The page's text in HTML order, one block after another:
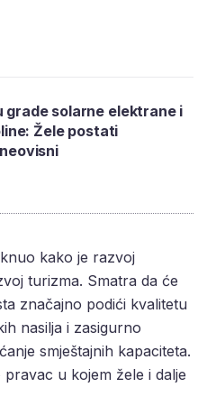
grade solarne elektrane i
Žele postati
kako je razvoj
turizma. Smatra da će
značajno podići kvalitetu
nasilja i zasigurno
smještajnih kapaciteta.
u kojem žele i dalje